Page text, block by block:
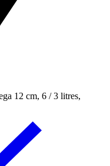
12 cm, 6 / 3 litres,